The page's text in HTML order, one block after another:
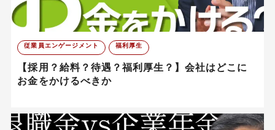
従業員エンゲージメント 福利厚生
【採用？給料？待遇？福利厚生？】会社はどこに
お金をかけるべきか